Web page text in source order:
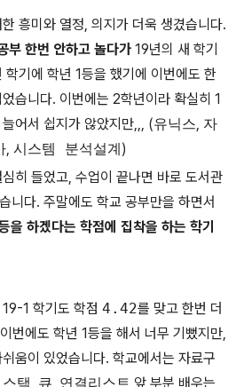
흥미와 열정, 의지가 더욱 생겼습니다.
부 한번 안하고 놀다가 19년의 새 학기
기에 학년 1등을 했기에 이번에도 한
습니다. 이번에는 2학년이라 확실히 1
어서 쉽지가 않았지만,,, (유닉스, 자
, 시스템 분석설계)
히 들었고, 수업이 끝나면 바로 도서관
니다. 주말에도 학교 공부만을 하면서
을 하겠다는 학점에 집착을 하는 학기
1 학기도 학점 4.42를 맞고 한번 더
번에도 학년 1등을 해서 너무 기뻤지만,
움이 있었습니다. 학교에서는 자료구
스택 큐 연결리스트 앞 부분 배우는